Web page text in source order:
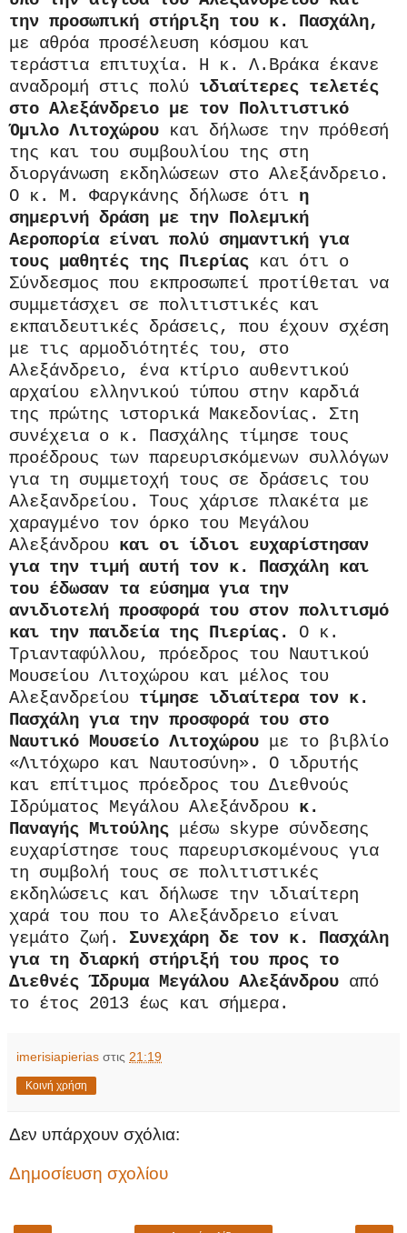
την προσωπική στήριξη του κ. Πασχάλη,
με αθρόα προσέλευση κόσμου και
τεράστια επιτυχία. Η κ. Λ.Βράκα έκανε
αναδρομή στις πολύ ιδιαίτερες τελετές
στο Αλεξάνδρειο με τον Πολιτιστικό
Όμιλο Λιτοχώρου και δήλωσε την πρόθεσή
της και του συμβουλίου της στη
διοργάνωση εκδηλώσεων στο Αλεξάνδρειο.
Ο κ. Μ. Φαργκάνης δήλωσε ότι η
σημερινή δράση με την Πολεμική
Αεροπορία είναι πολύ σημαντική για
τους μαθητές της Πιερίας και ότι ο
Σύνδεσμος που εκπροσωπεί προτίθεται να
συμμετάσχει σε πολιτιστικές και
εκπαιδευτικές δράσεις, που έχουν σχέση
με τις αρμοδιότητές του, στο
Αλεξάνδρειο, ένα κτίριο αυθεντικού
αρχαίου ελληνικού τύπου στην καρδιά
της πρώτης ιστορικά Μακεδονίας. Στη
συνέχεια ο κ. Πασχάλης τίμησε τους
προέδρους των παρευρισκόμενων συλλόγων
για τη συμμετοχή τους σε δράσεις του
Αλεξανδρείου. Τους χάρισε πλακέτα με
χαραγμένο τον όρκο του Μεγάλου
Αλεξάνδρου και οι ίδιοι ευχαρίστησαν
για την τιμή αυτή τον κ. Πασχάλη και
του έδωσαν τα εύσημα για την
ανιδιοτελή προσφορά του στον πολιτισμό
και την παιδεία της Πιερίας.
Ο κ.
Τριανταφύλλου, πρόεδρος του Ναυτικού
Μουσείου Λιτοχώρου και μέλος του
Αλεξανδρείου τίμησε ιδιαίτερα τον κ.
Πασχάλη για την προσφορά του στο
Ναυτικό Μουσείο Λιτοχώρου με το βιβλίο
«Λιτόχωρο και Ναυτοσύνη». Ο ιδρυτής
και επίτιμος πρόεδρος του Διεθνούς
Ιδρύματος Μεγάλου Αλεξάνδρου κ.
Παναγής Μιτούλης μέσω skype σύνδεσης
ευχαρίστησε τους παρευρισκομένους για
τη συμβολή τους σε πολιτιστικές
εκδηλώσεις και δήλωσε την ιδιαίτερη
χαρά του που το Αλεξάνδρειο είναι
γεμάτο ζωή. Συνεχάρη δε τον κ. Πασχάλη
για τη διαρκή στήριξή του προς το
Διεθνές Ίδρυμα Μεγάλου Αλεξάνδρου από
το έτος 2013 έως και σήμερα.
imerisiapierias στις 21:19
Κοινή χρήση
Δεν υπάρχουν σχόλια:
Δημοσίευση σχολίου